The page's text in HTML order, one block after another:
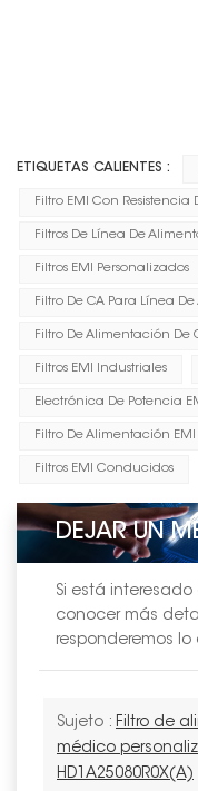
ETIQUETAS CALIENTES :
Filtro EMI Con Resistencia
Filtros De Línea De
Filtros EMI Personalizados
Filtro De CA Para Línea
Filtro De Alimentación De
Filtros EMI Industriales
Electrónica De Potencia
Filtro De Alimentación
Filtros EMI Conducidos
DEJAR UN
Si está
conocer más
responderemos lo
Sujeto : Filtro de
médico
HD1A25080R0X(A)